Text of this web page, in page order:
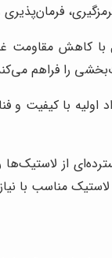
با کاهش
را فراهم
اولیه با کیفیت
از
مناسب با